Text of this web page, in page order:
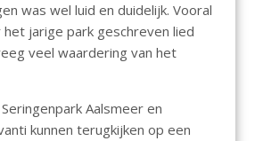
was wel luid en duidelijk. Vooral
jarige park geschreven lied
veel waardering van het
Aalsmeer en
kunnen terugkijken op een